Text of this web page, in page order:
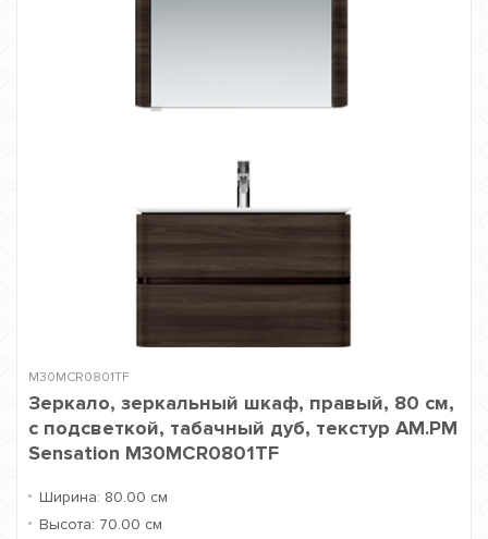
M30MCR0801TF
Зеркало, зеркальный шкаф, правый, 80 см,
с подсветкой, табачный дуб, текстур AM.PM
Sensation M30MCR0801TF
Ширина: 80.00 см
Высота: 70.00 см